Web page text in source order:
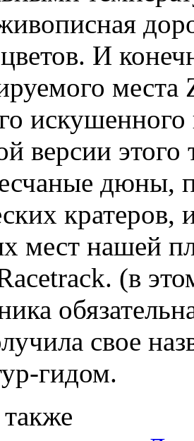
И
версии этого
дюны,
кратеров,
мест нашей
(в
свое
гидом.